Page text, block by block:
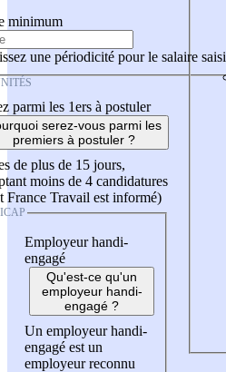
minimum
une périodicité pour le salaire saisi
parmi les 1ers à postuler
serez-vous parmi les
premiers à postuler ?
de plus de 15 jours,
moins de 4 candidatures
France Travail est informé)
Employeur handi-
engagé
Qu'est-ce qu'un
employeur handi-
engagé ?
Un employeur handi-
engagé est un
employeur reconnu